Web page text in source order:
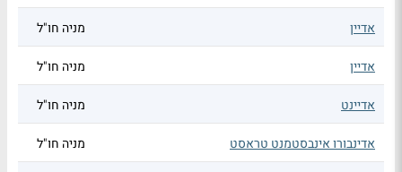
אדיין מניה חו"ל
אדיין מניה חו"ל
אדיינט מניה חו"ל
אדינבורו אינבסטמנט טראסט מניה חו"ל